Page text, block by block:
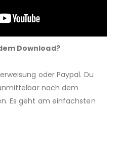
Download?
oder Paypal. Du
nach dem
Es geht am einfachsten